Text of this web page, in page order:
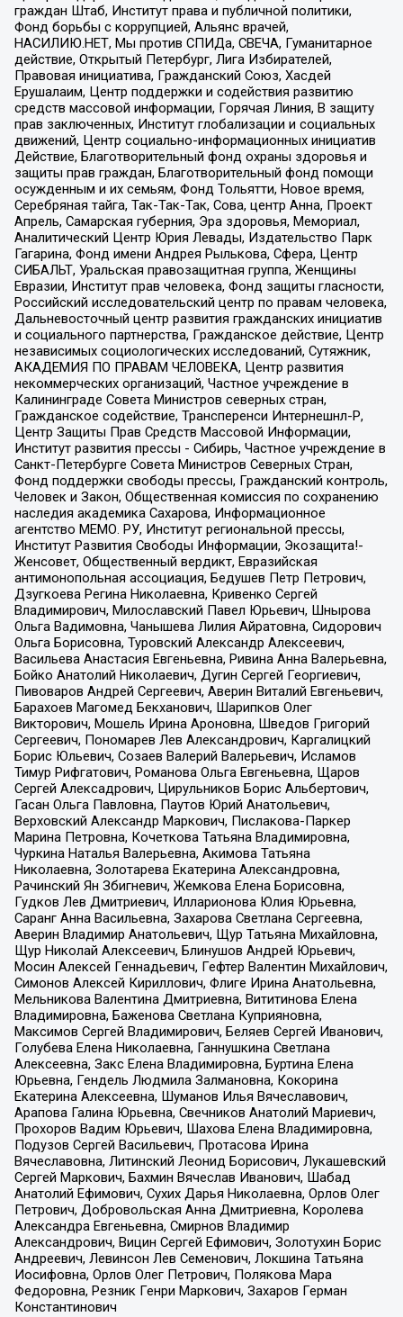
граждан Штаб, Институт права и публичной политики,
Фонд борьбы с коррупцией, Альянс врачей,
НАСИЛИЮ.НЕТ, Мы против СПИДа, СВЕЧА, Гуманитарное
действие, Открытый Петербург, Лига Избирателей,
Правовая инициатива, Гражданский Союз, Хасдей
Ерушалаим, Центр поддержки и содействия развитию
средств массовой информации, Горячая Линия, В защиту
прав заключенных, Институт глобализации и социальных
движений, Центр социально-информационных инициатив
Действие, Благотворительный фонд охраны здоровья и
защиты прав граждан, Благотворительный фонд помощи
осужденным и их семьям, Фонд Тольятти, Новое время,
Серебряная тайга, Так-Так-Так, Сова, центр Анна, Проект
Апрель, Самарская губерния, Эра здоровья, Мемориал,
Аналитический Центр Юрия Левады, Издательство Парк
Гагарина, Фонд имени Андрея Рылькова, Сфера, Центр
СИБАЛЬТ, Уральская правозащитная группа, Женщины
Евразии, Институт прав человека, Фонд защиты гласности,
Российский исследовательский центр по правам человека,
Дальневосточный центр развития гражданских инициатив
и социального партнерства, Гражданское действие, Центр
независимых социологических исследований, Сутяжник,
АКАДЕМИЯ ПО ПРАВАМ ЧЕЛОВЕКА, Центр развития
некоммерческих организаций, Частное учреждение в
Калининграде Совета Министров северных стран,
Гражданское содействие, Трансперенси Интернешнл-Р,
Центр Защиты Прав Средств Массовой Информации,
Институт развития прессы - Сибирь, Частное учреждение в
Санкт-Петербурге Совета Министров Северных Стран,
Фонд поддержки свободы прессы, Гражданский контроль,
Человек и Закон, Общественная комиссия по сохранению
наследия академика Сахарова, Информационное
агентство МЕМО. РУ, Институт региональной прессы,
Институт Развития Свободы Информации, Экозащита!-
Женсовет, Общественный вердикт, Евразийская
антимонопольная ассоциация, Бедушев Петр Петрович,
Дзугкоева Регина Николаевна, Кривенко Сергей
Владимирович, Милославский Павел Юрьевич, Шнырова
Ольга Вадимовна, Чанышева Лилия Айратовна, Сидорович
Ольга Борисовна, Туровский Александр Алексеевич,
Васильева Анастасия Евгеньевна, Ривина Анна Валерьевна,
Бойко Анатолий Николаевич, Дугин Сергей Георгиевич,
Пивоваров Андрей Сергеевич, Аверин Виталий Евгеньевич,
Барахоев Магомед Бекханович, Шарипков Олег
Викторович, Мошель Ирина Ароновна, Шведов Григорий
Сергеевич, Пономарев Лев Александрович, Каргалицкий
Борис Юльевич, Созаев Валерий Валерьевич, Исламов
Тимур Рифгатович, Романова Ольга Евгеньевна, Щаров
Сергей Алексадрович, Цирульников Борис Альбертович,
Гасан Ольга Павловна, Паутов Юрий Анатольевич,
Верховский Александр Маркович, Пислакова-Паркер
Марина Петровна, Кочеткова Татьяна Владимировна,
Чуркина Наталья Валерьевна, Акимова Татьяна
Николаевна, Золотарева Екатерина Александровна,
Рачинский Ян Збигневич, Жемкова Елена Борисовна,
Гудков Лев Дмитриевич, Илларионова Юлия Юрьевна,
Саранг Анна Васильевна, Захарова Светлана Сергеевна,
Аверин Владимир Анатольевич, Щур Татьяна Михайловна,
Щур Николай Алексеевич, Блинушов Андрей Юрьевич,
Мосин Алексей Геннадьевич, Гефтер Валентин Михайлович,
Симонов Алексей Кириллович, Флиге Ирина Анатольевна,
Мельникова Валентина Дмитриевна, Вититинова Елена
Владимировна, Баженова Светлана Куприяновна,
Максимов Сергей Владимирович, Беляев Сергей Иванович,
Голубева Елена Николаевна, Ганнушкина Светлана
Алексеевна, Закс Елена Владимировна, Буртина Елена
Юрьевна, Гендель Людмила Залмановна, Кокорина
Екатерина Алексеевна, Шуманов Илья Вячеславович,
Арапова Галина Юрьевна, Свечников Анатолий Мариевич,
Прохоров Вадим Юрьевич, Шахова Елена Владимировна,
Подузов Сергей Васильевич, Протасова Ирина
Вячеславовна, Литинский Леонид Борисович, Лукашевский
Сергей Маркович, Бахмин Вячеслав Иванович, Шабад
Анатолий Ефимович, Сухих Дарья Николаевна, Орлов Олег
Петрович, Добровольская Анна Дмитриевна, Королева
Александра Евгеньевна, Смирнов Владимир
Александрович, Вицин Сергей Ефимович, Золотухин Борис
Андреевич, Левинсон Лев Семенович, Локшина Татьяна
Иосифовна, Орлов Олег Петрович, Полякова Мара
Федоровна, Резник Генри Маркович, Захаров Герман
Константинович